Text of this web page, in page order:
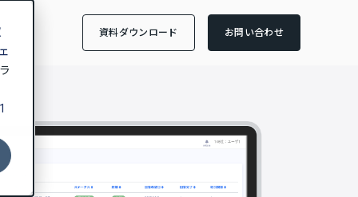
資料ダウンロード お問い合わせ